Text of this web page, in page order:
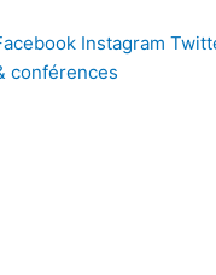
Instagram
conférences